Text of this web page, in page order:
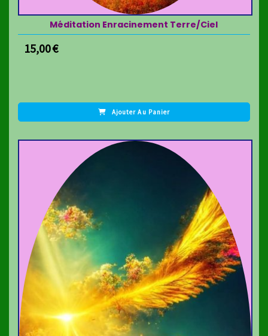
Méditation Enracinement Terre/Ciel
15,00€
Ajouter Au Panier